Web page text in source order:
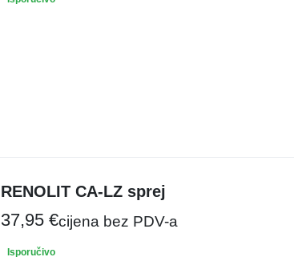
RENOLIT CA-LZ sprej
37,95 €cijena bez PDV-a
Isporučivo